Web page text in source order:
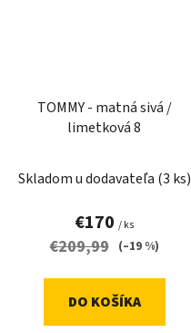
TOMMY - matná sivá /
limetková 8
Skladom u dodavateľa (3 ks)
€170 / ks
€209,99 (–19 %)
DO KOŠÍKA